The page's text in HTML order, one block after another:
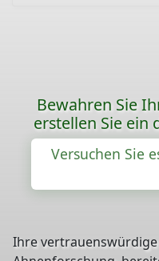
Bewahren Sie
erstellen Sie ein
Versuchen Sie
Ihre